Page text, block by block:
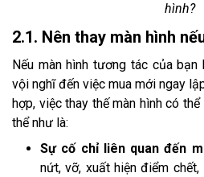
hình?
2.1. Nên thay màn hình
Nếu màn hình tương tác của
vội nghĩ đến việc mua mới ngay
hợp, việc thay thế màn hình có
thể như là:
Sự cố chỉ liên quan đến
nứt, vỡ, xuất hiện điểm chết,